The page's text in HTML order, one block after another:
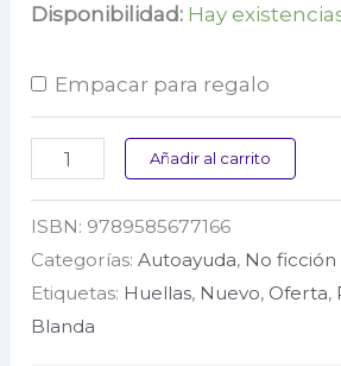
Disponibilidad: Hay
Empacar para regalo
de
los
hábitos
cantidad
Añadir al carrito
ISBN: 9789585677166
Categorías:Autoayuda, No ficción
Etiquetas: Huellas, Nuevo, Oferta,
Blanda